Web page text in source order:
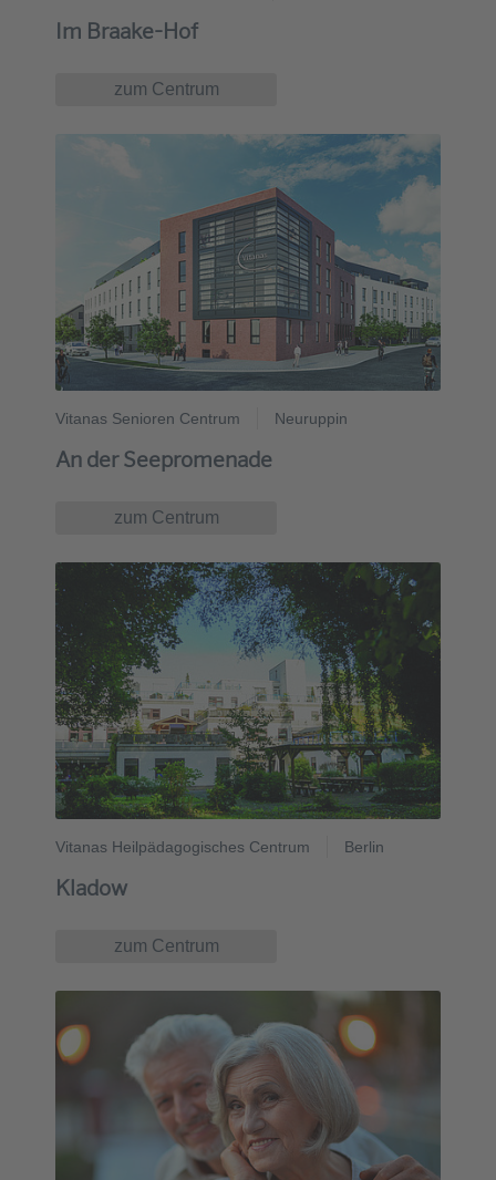
Im Braake-Hof
zum Centrum
Vitanas Senioren Centrum Neuruppin
An der Seepromenade
zum Centrum
Vitanas Heilpädagogisches Centrum Berlin
Kladow
zum Centrum